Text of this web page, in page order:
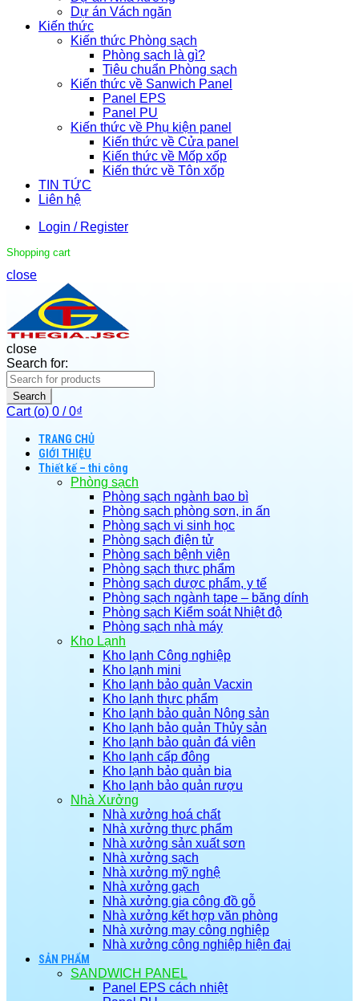
Dự án Vách ngăn
Kiến thức
Kiến thức Phòng sạch
Phòng sạch là gì?
Tiêu chuẩn Phòng sạch
Kiến thức về Sanwich Panel
Panel EPS
Panel PU
Kiến thức về Phụ kiện panel
Kiến thức về Cửa panel
Kiến thức về Mốp xốp
Kiến thức về Tôn xốp
TIN TỨC
Liên hệ
Login / Register
Shopping cart
close
close
Search for:
Search
Cart (o) 0 / 0₫
TRANG CHỦ
GIỚI THIỆU
Thiết kế – thi công
Phòng sạch
Phòng sạch ngành bao bì
Phòng sạch phòng sơn, in ấn
Phòng sạch vi sinh học
Phòng sạch điện tử
Phòng sạch bệnh viện
Phòng sạch thực phẩm
Phòng sạch dược phẩm, y tế
Phòng sạch ngành tape – băng dính
Phòng sạch Kiểm soát Nhiệt độ
Phòng sạch nhà máy
Kho Lạnh
Kho lạnh Công nghiệp
Kho lạnh mini
Kho lạnh bảo quản Vacxin
Kho lạnh thực phẩm
Kho lạnh bảo quản Nông sản
Kho lạnh bảo quản Thủy sản
Kho lạnh bảo quản đá viên
Kho lạnh cấp đông
Kho lạnh bảo quản bia
Kho lạnh bảo quản rượu
Nhà Xưởng
Nhà xưởng hoá chất
Nhà xưởng thực phẩm
Nhà xưởng sản xuất sơn
Nhà xưởng sạch
Nhà xưởng mỹ nghệ
Nhà xưởng gạch
Nhà xưởng gia công đồ gỗ
Nhà xưởng kết hợp văn phòng
Nhà xưởng may công nghiệp
Nhà xưởng công nghiệp hiện đại
SẢN PHẨM
SANDWICH PANEL
Panel EPS cách nhiệt